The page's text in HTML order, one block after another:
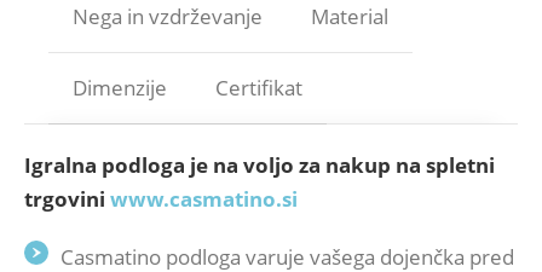
Nega in vzdrževanje Material
Dimenzije Certifikat
Igralna podloga je na voljo za nakup na spletni
trgovini www.casmatino.si
Casmatino podloga varuje vašega dojenčka pred